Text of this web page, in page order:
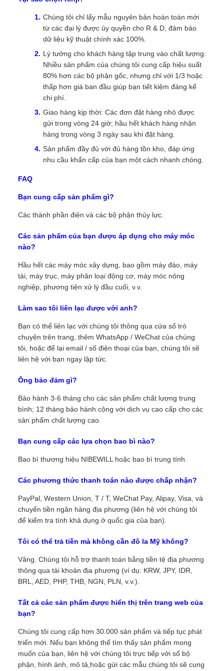
Chúng tôi chỉ lấy mẫu nguyên bản hoàn toàn mới
từ các đại lý được ủy quyền cho R & D, đảm bảo
dữ liệu kỹ thuật chính xác 100%.
Lý tưởng cho khách hàng tập trung vào chất lượng:
Nhiều sản phẩm của chúng tôi cung cấp hiệu suất
80% hơn các bộ phận gốc, nhưng chỉ với 1/3 hoặc
thấp hơn giá ban đầu giúp bạn tiết kiệm đáng kể
chi phí.
Giao hàng kịp thời: Các đơn đặt hàng nhỏ được
gửi trong vòng 24 giờ; hầu hết khách hàng nhận
hàng trong vòng 3 ngày sau khi đặt hàng.
Sản phẩm đầy đủ với đủ hàng tồn kho, đáp ứng
nhu cầu khẩn cấp của bạn một cách nhanh chóng.
FAQ
Bạn cung cấp sản phẩm gì?
Các thành phần điện và các bộ phận thủy lực.
Các sản phẩm của bạn được áp dụng cho máy móc
nào?
Hầu hết các máy móc xây dựng, bao gồm máy đào, máy
tải, máy trục, máy phân loại động cơ, máy móc nông
nghiệp, phương tiện xử lý đầu cuối, v.v.
Làm sao tôi liên lạc được với anh?
Bạn có thể liên lạc với chúng tôi thông qua cửa sổ trò
chuyện trên trang, thêm WhatsApp / WeChat của chúng
tôi, hoặc để lại email / số điện thoại của bạn, chúng tôi sẽ
liên hệ với bạn ngay lập tức.
Ông bảo đảm gì?
Bảo hành 3-6 tháng cho các sản phẩm chất lượng trung
bình; 12 tháng bảo hành cộng với dịch vụ cao cấp cho các
sản phẩm chất lượng cao.
Bạn cung cấp các lựa chọn bao bì nào?
Bao bì thương hiệu NIBEWILL hoặc bao bì trung tính.
Các phương thức thanh toán nào được chấp nhận?
PayPal, Western Union, T / T, WeChat Pay, Alipay, Visa, và
chuyển tiền ngân hàng địa phương (liên hệ với chúng tôi
để kiểm tra tính khả dụng ở quốc gia của bạn).
Tôi có thể trả tiền mà không cần đô la Mỹ không?
Vâng. Chúng tôi hỗ trợ thanh toán bằng tiền tệ địa phương
thông qua tài khoản địa phương (ví dụ: KRW, JPY, IDR,
BRL, AED, PHP, THB, NGN, PLN, v.v.).
Tất cả các sản phẩm được hiển thị trên trang web của
bạn?
Chúng tôi cung cấp hơn 30.000 sản phẩm và tiếp tục phát
triển mới. Nếu bạn không thể tìm thấy sản phẩm mong
muốn của bạn, liên hệ với chúng tôi trực tiếp với số bộ
phận, hình ảnh, mô tả,hoặc gửi các mẫu chúng tôi sẽ cung